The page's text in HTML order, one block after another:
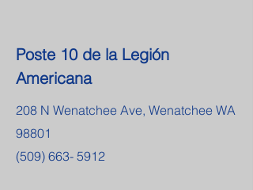
Poste 10 de la Legión
Americana
208 N Wenatchee Ave, Wenatchee WA
98801
(509) 663- 5912